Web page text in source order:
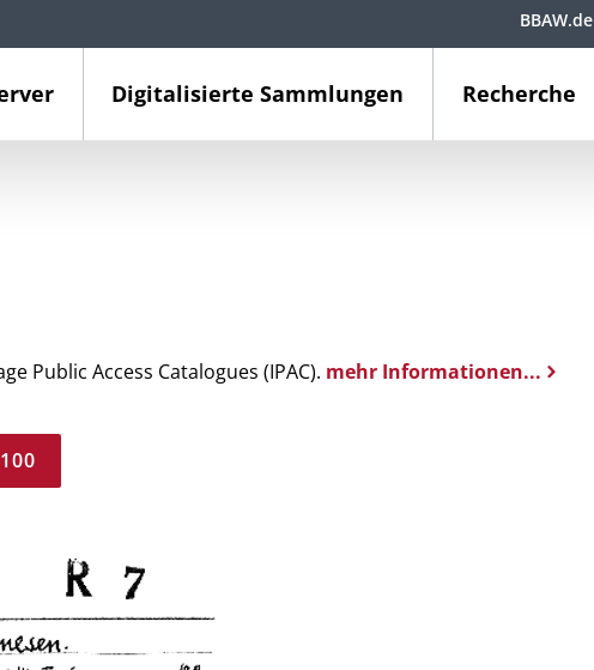
Digitalisierte Sammlungen Recherche
BBAW.de
Public Access Catalogues (IPAC). mehr Informationen...